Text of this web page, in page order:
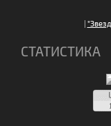
|
СТАТИСТИКА